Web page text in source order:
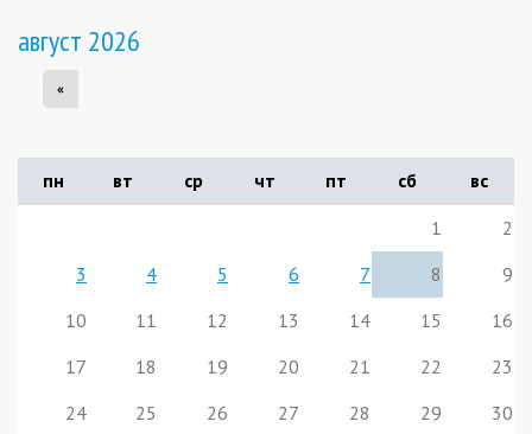
август 2026
«
пн вт ср чт пт сб
вс
1
2
3
4 5 6 7 8
9
10
11 12 13 14 15
16
17
18 19 20 21 22
23
24
25 26 27 28 29 30